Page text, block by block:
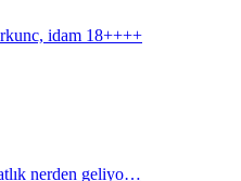
idam 18++++
nerden geliyo…